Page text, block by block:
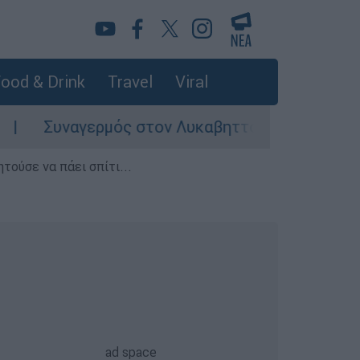
& Drink Travel Viral
στον Λυκαβηττό: Σορός σε
να πάει σπίτι...